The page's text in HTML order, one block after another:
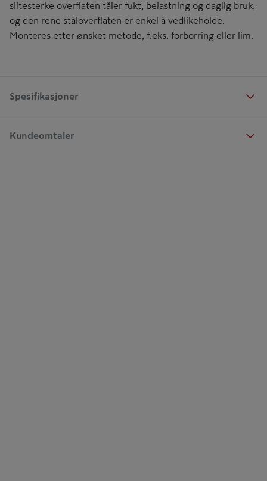
slitesterke overflaten tåler fukt, belastning og daglig bruk,
og den rene ståloverflaten er enkel å vedlikeholde.
Monteres etter ønsket metode, f.eks. forborring eller lim.
Spesifikasjoner
Kundeomtaler